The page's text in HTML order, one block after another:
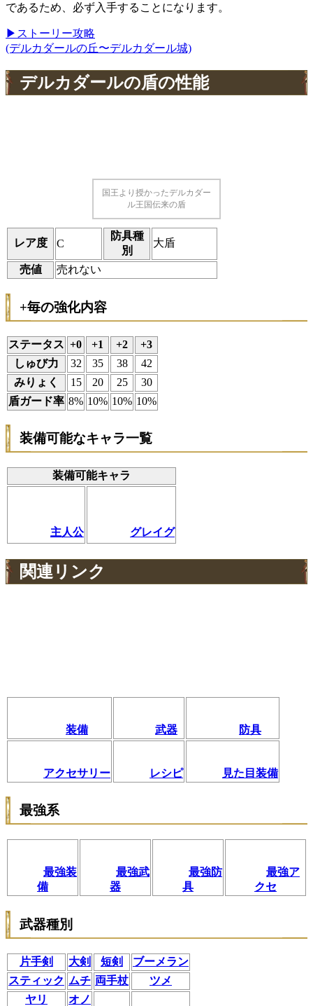
であるため、必ず入手することになります。
▶ストーリー攻略
(デルカダールの丘〜デルカダール城)
デルカダールの盾の性能
国王より授かったデルカダー
ル王国伝来の盾
レア度 C
防具種
別
大盾
売値 売れない
+毎の強化内容
ステータス +0 +1 +2
+3
しゅび力
32 35 38
42
みりょく
15 20 25
30
盾ガード率 8% 10% 10% 10%
装備可能なキャラ一覧
装備可能キャラ
主人公 グレイグ
関連リンク
装備 武器 防具
アクセサリー レシピ 見た目装備
最強系
最強装
備
最強武
器
最強防
具
最強ア
クセ
武器種別
片手剣 大剣 短剣
ブーメラン
スティック ムチ 両手杖
ツメ
ヤリ
オノ